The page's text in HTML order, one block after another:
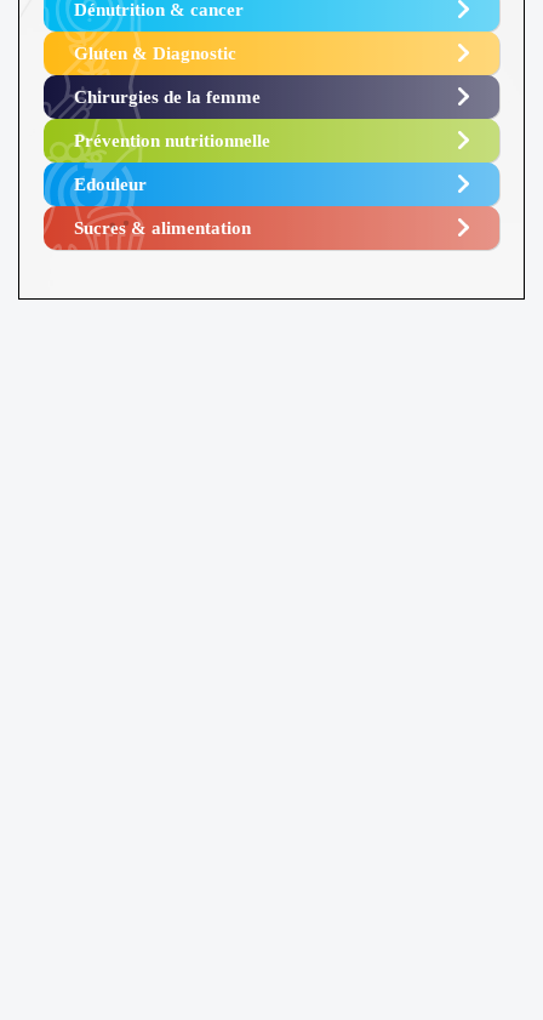
Dénutrition & cancer
Gluten & Diagnostic
Chirurgies de la femme
Prévention nutritionnelle
Edouleur​
Sucres & alimentation​